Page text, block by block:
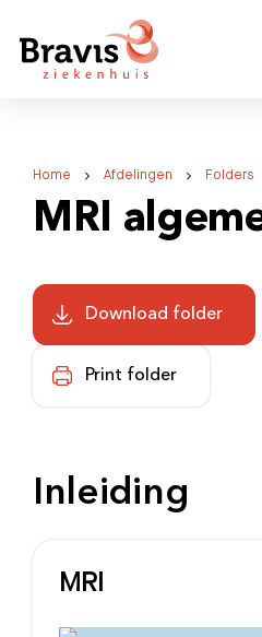
Home Afdelingen Folders
MRI
Download folder
Print folder
Inleiding
MRI